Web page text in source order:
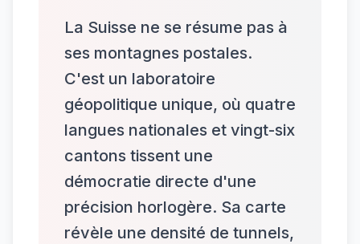
La Suisse ne se résume pas à
ses montagnes postales.
C'est un laboratoire
géopolitique unique, où quatre
langues nationales et vingt-six
cantons tissent une
démocratie directe d'une
précision horlogère. Sa carte
révèle une densité de tunnels,